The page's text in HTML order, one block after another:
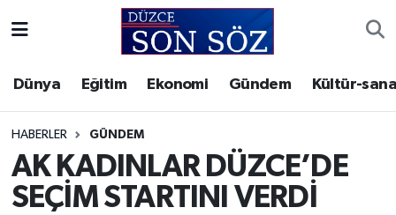
Dünya Eğitim Ekonomi Gündem Kültür-
HABERLER GÜNDEM
AK KADINLAR DÜZCE’DE
SEÇİM STARTINI VERDİ
Gizlilik Sözleşmesi
İletişim
Künye
Akçakoca Hava Durumu
Akçakoca Trafik Yoğunluk Haritası
Süper Lig Puan Durumu ve Fikstür